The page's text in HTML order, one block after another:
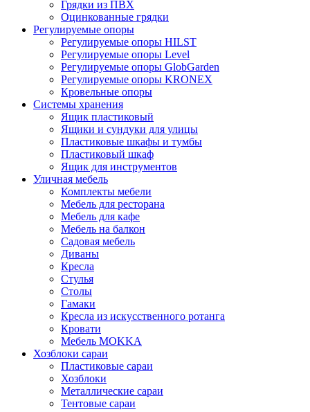
Грядки из ПВХ
Оцинкованные грядки
Регулируемые опоры
Регулируемые опоры HILST
Регулируемые опоры Level
Регулируемые опоры GlobGarden
Регулируемые опоры KRONEX
Кровельные опоры
Системы хранения
Ящик пластиковый
Ящики и сундуки для улицы
Пластиковые шкафы и тумбы
Пластиковый шкаф
Ящик для инструментов
Уличная мебель
Комплекты мебели
Мебель для ресторана
Мебель для кафе
Мебель на балкон
Садовая мебель
Диваны
Кресла
Стулья
Столы
Гамаки
Кресла из искусственного ротанга
Кровати
Мебель MOKKA
Хозблоки сараи
Пластиковые сараи
Хозблоки
Металлические сараи
Тентовые сараи